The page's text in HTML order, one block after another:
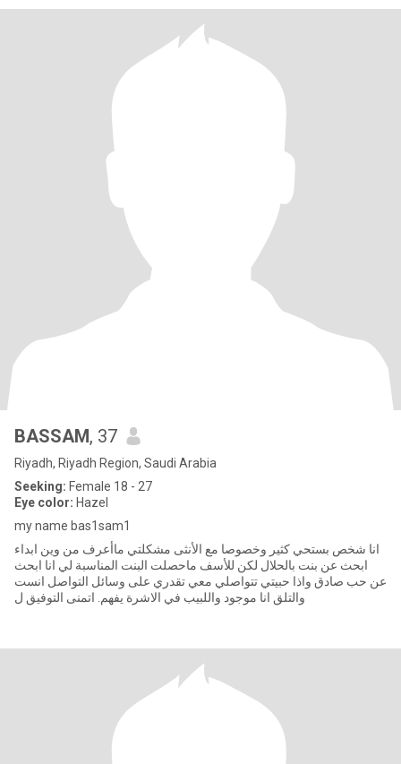
BASSAM, 37
Riyadh, Riyadh Region, Saudi Arabia
Seeking: Female 18 - 27
Eye color: Hazel
my name bas1sam1
انا شخص بستحي كثير وخصوصا مع الأنثى مشكلتي ماأعرف من وين ابداء
ابحث عن بنت بالحلال لكن للأسف ماحصلت البنت المناسبة لي انا ابحث
عن حب صادق واذا حبيتي تتواصلي معي تقدري على وسائل التواصل انست
والتلق انا موجود واللبيب في الاشرة يفهم. اتمنى التوفيق ل